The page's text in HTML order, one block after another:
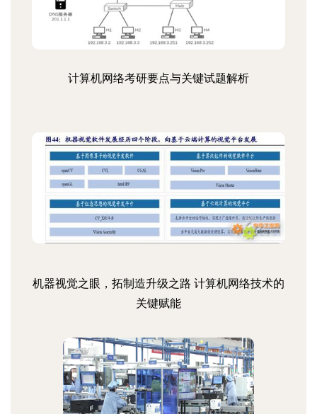
计算机网络考研要点与关键试题解析
机器视觉之眼，拓制造升级之路 计算机网络技术的
关键赋能